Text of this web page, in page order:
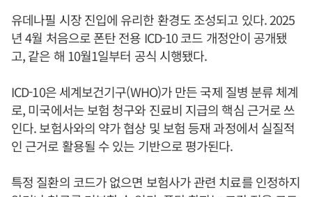
유데나필 시장 진입에 유리한 환경도 조성되고 있다. 2025
년 4월 처음으로 폰탄 전용 ICD-10 코드 개정안이 공개됐
고, 같은 해 10월1일부터 공식 시행됐다.
ICD-10은 세계보건기구(WHO)가 만든 국제 질병 분류 체계
로, 미국에서는 보험 청구와 진료비 지급의 핵심 근거로 쓰
인다. 보험사와의 약가 협상 및 보험 등재 과정에서 실질적
인 근거로 활용될 수 있는 기반으로 평가된다.
특정 질환의 코드가 없으면 보험사가 관련 치료를 인정하지